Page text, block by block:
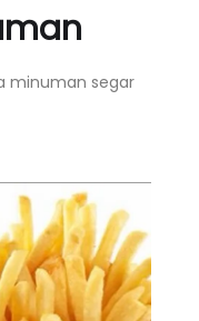
minuman segar